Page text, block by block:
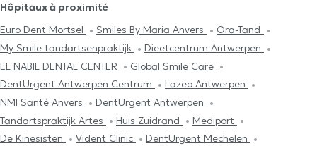
Hôpitaux à proximité
Euro Dent Mortsel
Smiles By Maria Anvers
Ora-Tand
My Smile tandartsenpraktijk
Dieetcentrum Antwerpen
EL NABIL DENTAL CENTER
Global Smile Care
DentUrgent Antwerpen Centrum
Lazeo Antwerpen
NMI Santé Anvers
DentUrgent Antwerpen
Tandartspraktijk Artes
Huis Zuidrand
Mediport
De Kinesisten
Vident Clinic
DentUrgent Mechelen